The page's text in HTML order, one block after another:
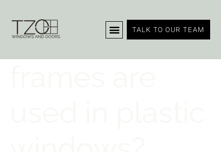
TALK TO OUR TEAM
What types of